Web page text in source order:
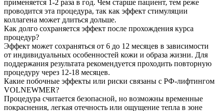
применяется 1-2 раза в год. Чем старше пациент, тем реже
проводится эта процедура, так как эффект стимуляции
коллагена может длиться дольше.
Как долго сохраняется эффект после прохождения курса
процедур?
Эффект может сохраняться от 6 до 12 месяцев в зависимости
от индивидуальных особенностей кожи и образа жизни. Для
поддержания результата рекомендуется проходить повторную
процедуру через 12-18 месяцев.
Какие побочные эффекты или риски связаны с РФ-лифтингом
VOLNEWMER?
Процедура считается безопасной, но возможны временные
покраснения, легкая отечность или ощущение тепла в зоне